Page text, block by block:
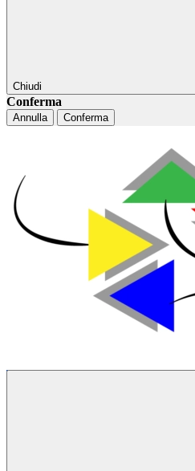
Chiudi
Conferma
Annulla Conferma